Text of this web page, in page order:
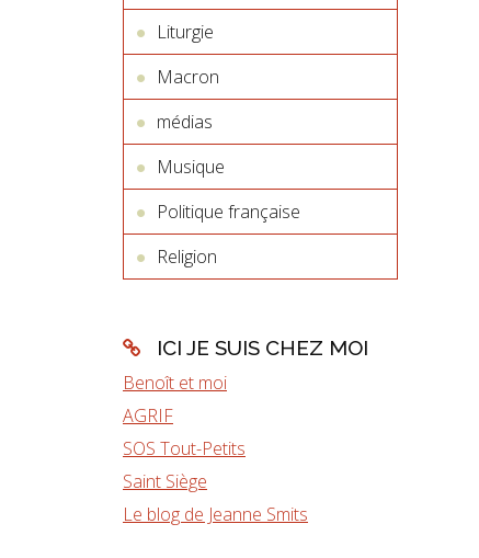
Liturgie
Macron
médias
Musique
Politique française
Religion
ICI JE SUIS CHEZ MOI
Benoît et moi
AGRIF
SOS Tout-Petits
Saint Siège
Le blog de Jeanne Smits